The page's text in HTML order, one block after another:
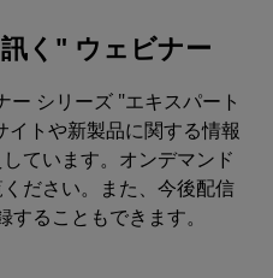
く" ウェビナー
シリーズ "エキスパート
トや新製品に関する情報
ています。オンデマンド
ださい。また、今後配信
ることもできます。